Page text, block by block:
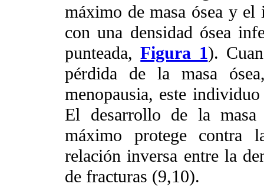
máximo de masa ósea y
con una densidad ósea
punteada,Figura 1).
pérdida de la masa
menopausia, este
El desarrollo de la
máximo protege contra
relación inversa entre la
de fracturas (9,10).